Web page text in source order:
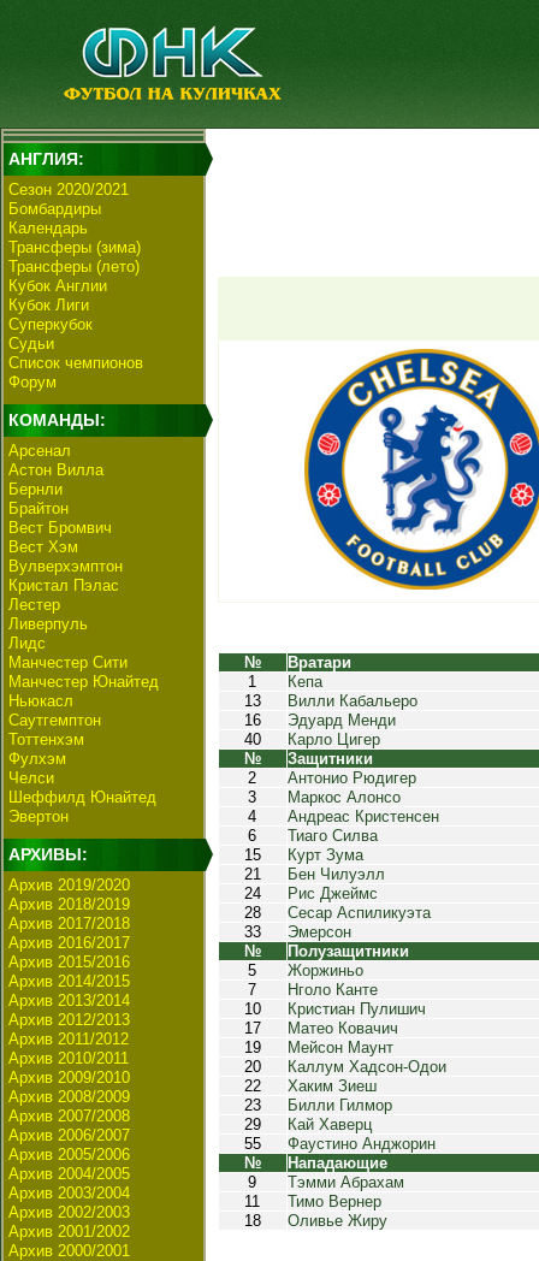
АНГЛИЯ:
Сезон 2020/2021
Бомбардиры
Календарь
Трансферы (зима)
Трансферы (лето)
Кубок Англии
Кубок Лиги
Суперкубок
Судьи
Список чемпионов
Форум
КОМАНДЫ:
Арсенал
Астон Вилла
Бернли
Брайтон
Вест Бромвич
Вест Хэм
Вулверхэмптон
Кристал Пэлас
Лестер
Ливерпуль
Лидс
Манчестер Сити
Манчестер Юнайтед
Ньюкасл
Саутгемптон
Тоттенхэм
Фулхэм
Челси
Шеффилд Юнайтед
Эвертон
АРХИВЫ:
Архив 2019/2020
Архив 2018/2019
Архив 2017/2018
Архив 2016/2017
Архив 2015/2016
Архив 2014/2015
Архив 2013/2014
Архив 2012/2013
Архив 2011/2012
Архив 2010/2011
Архив 2009/2010
Архив 2008/2009
Архив 2007/2008
Архив 2006/2007
Архив 2005/2006
Архив 2004/2005
Архив 2003/2004
Архив 2002/2003
Архив 2001/2002
Архив 2000/2001
№
Вратари
1
Кепа
13
Вилли Кабальеро
16
Эдуард Менди
40
Карло Цигер
№
Защитники
2
Антонио Рюдигер
3
Маркос Алонсо
4
Андреас Кристенсен
6
Тиаго Силва
15
Курт Зума
21
Бен Чилуэлл
24
Рис Джеймс
28
Сесар Аспиликуэта
33
Эмерсон
№
Полузащитники
5
Жоржиньо
7
Нголо Канте
10
Кристиан Пулишич
17
Матео Ковачич
19
Мейсон Маунт
20
Каллум Хадсон-Одои
22
Хаким Зиеш
23
Билли Гилмор
29
Кай Хаверц
55
Фаустино Анджорин
№
Нападающие
9
Тэмми Абрахам
11
Тимо Вернер
18
Оливье Жиру